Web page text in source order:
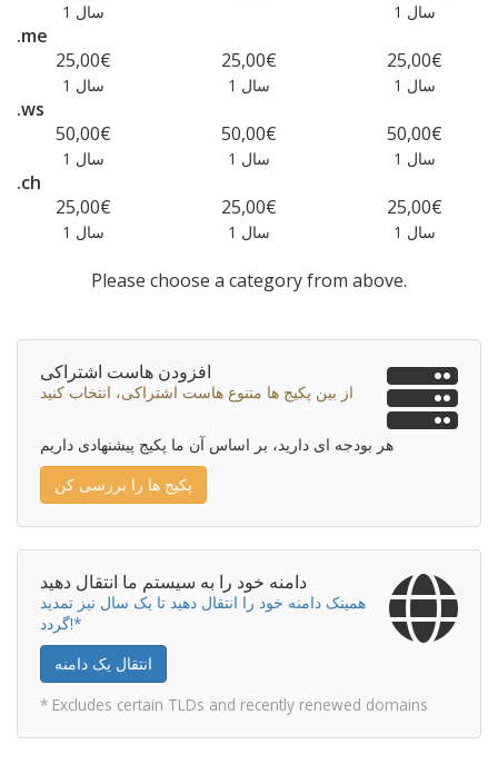
1 سال 1 سال
.me
25,00€
1 سال
25,00€
1 سال
25,00€
1 سال
.ws
50,00€
1 سال
50,00€
1 سال
50,00€
1 سال
.ch
25,00€
1 سال
25,00€
1 سال
25,00€
1 سال
Please choose a category from above.
افزودن هاست اشتراکی
از بین پکیج ها متنوع هاست اشتراکی، انتخاب کنید
هر بودجه ای دارید، بر اساس آن ما پکیج پیشنهادی داریم
پکیج ها را بررسی کن
دامنه خود را به سیستم ما انتقال دهید
همینک دامنه خود را انتقال دهید تا یک سال نیز تمدید
گردد!*
انتقال یک دامنه
* Excludes certain TLDs and recently renewed domains